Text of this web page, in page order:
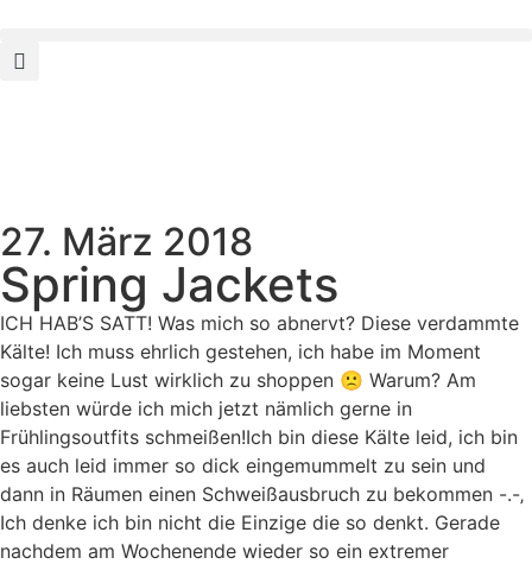
27. März 2018
Spring Jackets
ICH HAB’S SATT! Was mich so abnervt? Diese verdammte
Kälte! Ich muss ehrlich gestehen, ich habe im Moment
sogar keine Lust wirklich zu shoppen 🙁 Warum? Am
liebsten würde ich mich jetzt nämlich gerne in
Frühlingsoutfits schmeißen!Ich bin diese Kälte leid, ich bin
es auch leid immer so dick eingemummelt zu sein und
dann in Räumen einen Schweißausbruch zu bekommen -.-‚
Ich denke ich bin nicht die Einzige die so denkt. Gerade
nachdem am Wochenende wieder so ein extremer